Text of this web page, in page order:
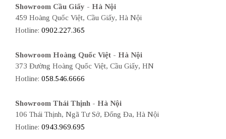
Showroom Cầu Giấy - Hà Nội
459 Hoàng Quốc Việt, Cầu Giấy, Hà Nội
Hotline: 0902.227.365
Showroom Hoàng Quốc Việt - Hà Nội
373 Đường Hoàng Quốc Việt, Cầu Giấy, HN
Hotline: 058.546.6666
Showroom Thái Thịnh - Hà Nội
106 Thái Thịnh, Ngã Tư Sở, Đống Đa, Hà Nội
Hotline: 0943.969.695